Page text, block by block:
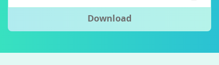
Download